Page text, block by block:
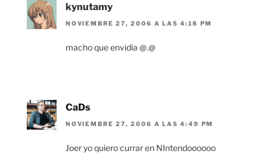
kynutamy
NOVIEMBRE 27, 2006 A LAS 4:18 PM
macho que envidia @.@
CaDs
NOVIEMBRE 27, 2006 A LAS 4:49 PM
Joer yo quiero currar en NIntendoooooo